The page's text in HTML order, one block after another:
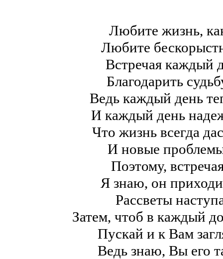
Любите жизнь,
Любите
Встречая каждый
Благодарить
Ведь каждый день
И каждый день
Что жизнь всегда
И новые
Поэтому,
Я знаю, он
Рассветы
Затем, чтоб в каждый
Пускай и к Вам
Ведь знаю, Вы его